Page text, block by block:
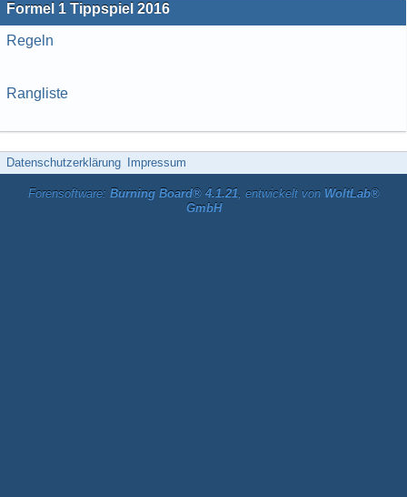
Formel 1 Tippspiel 2016
Regeln
Rangliste
Datenschutzerklärung Impressum
Forensoftware: Burning Board® 4.1.21, entwickelt von WoltLab®
GmbH